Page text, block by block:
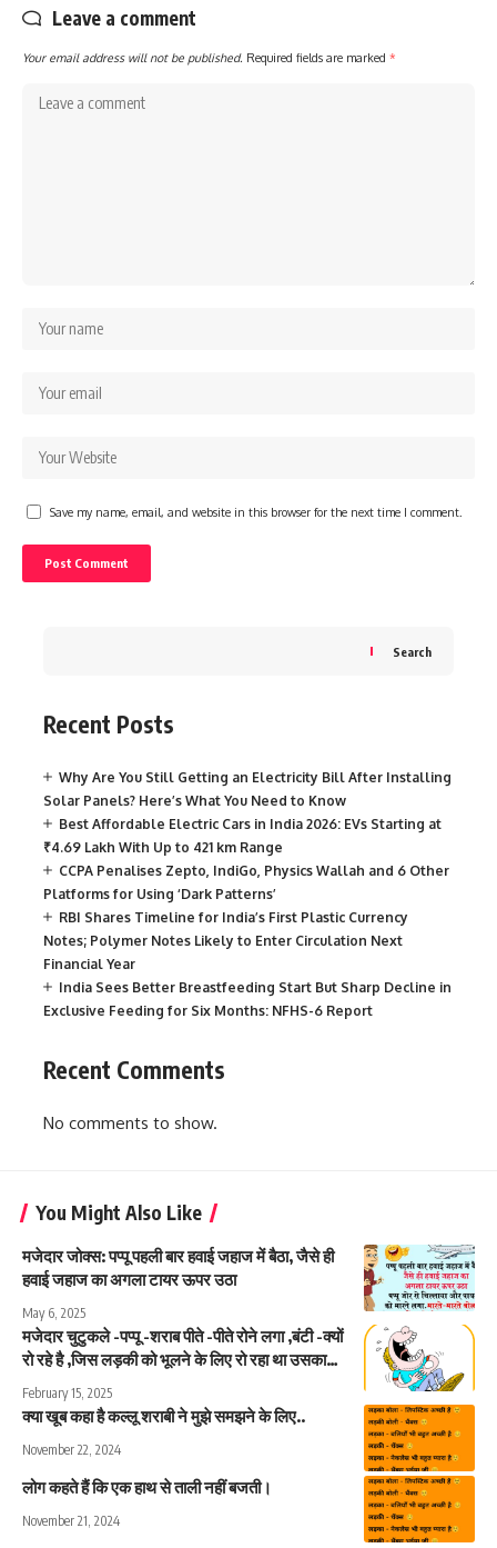
Leave a comment
Your email address will not be published. Required fields are marked *
Save my name, email, and website in this browser for the next time I comment.
Search
Recent Posts
Why Are You Still Getting an Electricity Bill After Installing
Solar Panels? Here’s What You Need to Know
Best Affordable Electric Cars in India 2026: EVs Starting at
₹4.69 Lakh With Up to 421 km Range
CCPA Penalises Zepto, IndiGo, Physics Wallah and 6 Other
Platforms for Using ‘Dark Patterns’
RBI Shares Timeline for India’s First Plastic Currency
Notes; Polymer Notes Likely to Enter Circulation Next
Financial Year
India Sees Better Breastfeeding Start But Sharp Decline in
Exclusive Feeding for Six Months: NFHS-6 Report
Recent Comments
No comments to show.
You Might Also Like
मजेदार जोक्स: पप्पू पहली बार हवाई जहाज में बैठा, जैसे ही
हवाई जहाज का अगला टायर ऊपर उठा
May 6, 2025
मजेदार चुटुकले -पप्पू -शराब पीते -पीते रोने लगा ,बंटी -क्यों
रो रहे है ,जिस लड़की को भूलने के लिए रो रहा था उसका…
February 15, 2025
क्या खूब कहा है कल्लू शराबी ने मुझे समझने के लिए..
November 22, 2024
लोग कहते हैं कि एक हाथ से ताली नहीं बजती।
November 21, 2024